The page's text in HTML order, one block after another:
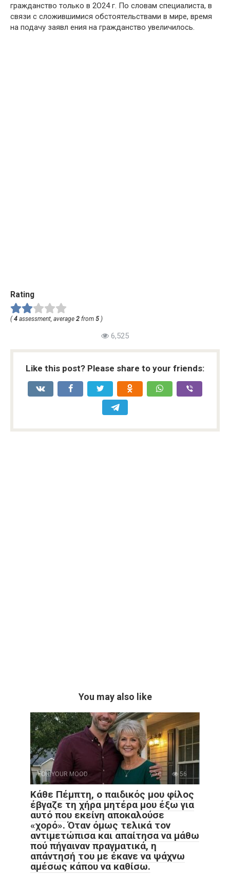
гражданство только в 2О24 г. По словам специалиста, в
связи с сложившимися обстоятельствами в мире, время
на подачу заявл ения на гражданство увеличилось.
Rating
( 4 assessment, average 2 from 5 )
6,525
Like this post? Please share to your friends:
You may also like
FOR YOUR MOOD 0 56
Κάθε Πέμπτη, ο παιδικός μου φίλος
έβγαζε τη χήρα μητέρα μου έξω για
αυτό που εκείνη αποκαλούσε
«χορό». Όταν όμως τελικά τον
αντιμετώπισα και απαίτησα να μάθω
πού πήγαιναν πραγματικά, η
απάντησή του με έκανε να ψάχνω
αμέσως κάπου να καθίσω.